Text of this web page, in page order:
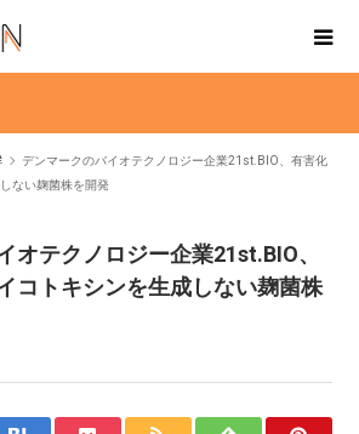
デンマークのバイオテクノロジー企業21st.BIO、有害化
ない麹菌株を開発
オテクノロジー企業21st.BIO、
コトキシンを生成しない麹菌株